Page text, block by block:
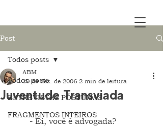
Post
Todos posts
ENTREVISTAS PÓSTUMAS
FRAGMENTOS INTEIROS
Todos posts
Juventude Transviada
ABM
10 de dez. de 2006 2 min de leitura
	- Ei, você é advogada?